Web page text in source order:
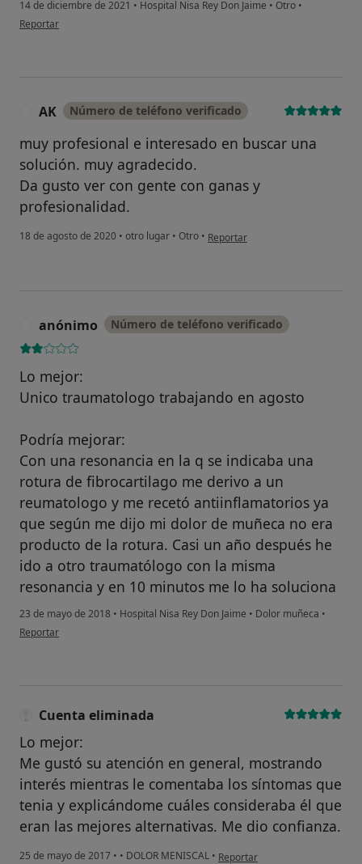
14 de diciembre de 2021 • Hospital Nisa Rey Don Jaime • Otro •
en opinión del usuario Natalia Flores
Reportar
AK Número de teléfono verificado
muy profesional e interesado en buscar una
solución. muy agradecido.
Da gusto ver con gente con ganas y
profesionalidad.
18 de agosto de 2020 • otro lugar • Otro • en opinión del usuario AK
Reportar
anónimo Número de teléfono verificado
Lo mejor:
Unico traumatologo trabajando en agosto
Podría mejorar:
Con una resonancia en la q se indicaba una
rotura de fibrocartilago me derivo a un
reumatologo y me recetó antiinflamatorios ya
que según me dijo mi dolor de muñeca no era
producto de la rotura. Casi un año después he
ido a otro traumatólogo con la misma
resonancia y en 10 minutos me lo ha soluciona
23 de mayo de 2018 • Hospital Nisa Rey Don Jaime • Dolor muñeca •
en opinión del usuario anónimo
Reportar
Cuenta eliminada
Lo mejor:
Me gustó su atención en general, mostrando
interés mientras le comentaba los síntomas que
tenia y explicándome cuáles consideraba él que
eran las mejores alternativas. Me dio confianza.
25 de mayo de 2017 • • DOLOR MENISCAL • en opinión del usuario Cuenta
Reportar